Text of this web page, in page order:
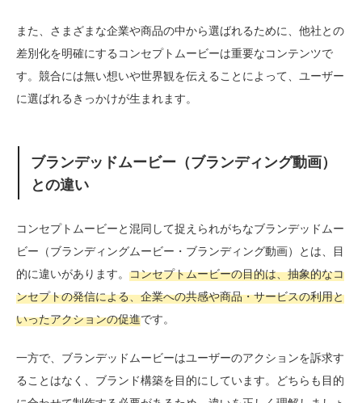
また、さまざまな企業や商品の中から選ばれるために、他社との
差別化を明確にするコンセプトムービーは重要なコンテンツで
す。競合には無い想いや世界観を伝えることによって、ユーザー
に選ばれるきっかけが生まれます。
ブランデッドムービー（ブランディング動画）
との違い
コンセプトムービーと混同して捉えられがちなブランデッドムー
ビー（ブランディングムービー・ブランディング動画）とは、目
的に違いがあります。 コンセプトムービーの目的は、抽象的なコ
ンセプトの発信による、企業への共感や商品・サービスの利用と
いったアクションの促進です。
一方で、ブランデッドムービーはユーザーのアクションを訴求す
ることはなく、ブランド構築を目的にしています。どちらも目的